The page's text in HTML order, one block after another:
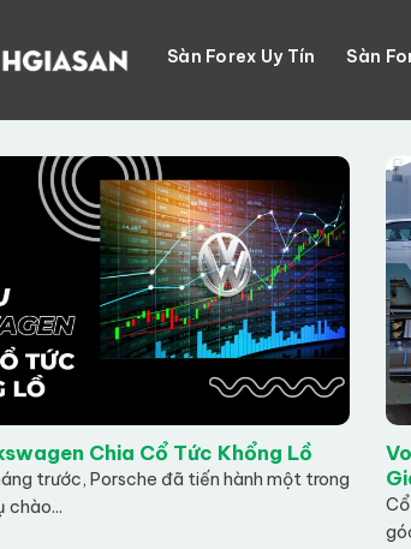
Sàn Forex Uy Tín Sàn
Chia Cổ Tức Khổng Lồ
trước, Porsche đã tiến hành một trong
chào...